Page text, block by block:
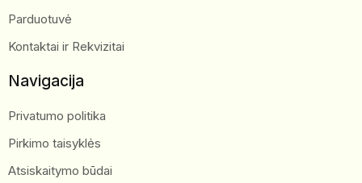
Parduotuvė
Kontaktai ir Rekvizitai
Navigacija
Privatumo politika
Pirkimo taisyklės
Atsiskaitymo būdai